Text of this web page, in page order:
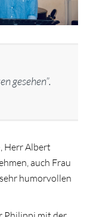
gesehen”.
Herr Albert
auch Frau
humorvollen